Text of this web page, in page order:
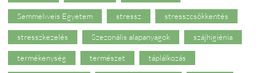
Semmelweis Egyetem stressz stresszcsökkentés
stresszkezelés Szezonális alapanyagok szájhigiénia
termékenység természet táplálkozás